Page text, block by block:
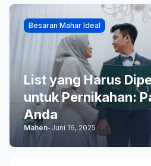
Besaran Mahar Ideal
List yang Harus
untuk Pernikahan:
Anda
Mahen-Juni 16, 2025